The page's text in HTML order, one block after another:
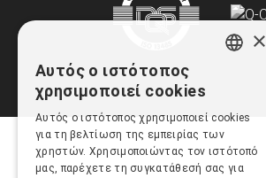
×
Αυτός ο ιστότοπος
χρησιμοποιεί cookies
Αυτός ο ιστότοπος χρησιμοποιεί cookies
για τη βελτίωση της εμπειρίας των
χρηστών. Χρησιμοποιώντας τον ιστότοπό
μας, παρέχετε τη συγκατάθεσή σας για